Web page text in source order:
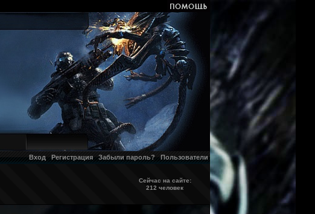
Вход Регистрация Забыли пароль? Пользователи
Сейчас на сайте:
212 человек